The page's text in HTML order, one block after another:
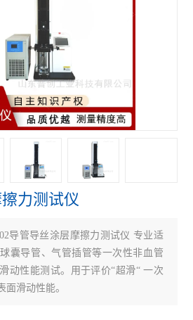
查看全部 >>
力测试仪
导管导丝涂层摩擦力测试仪 专业适
囊导管、气管插管等一次性非血管
动性能测试。用于评价“超滑“ 一次
面滑动性能。